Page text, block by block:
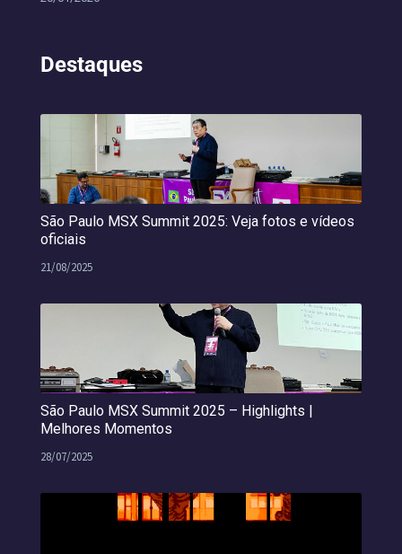
Destaques
São Paulo MSX Summit 2025: Veja fotos e vídeos
oficiais
21/08/2025
São Paulo MSX Summit 2025 – Highlights |
Melhores Momentos
28/07/2025